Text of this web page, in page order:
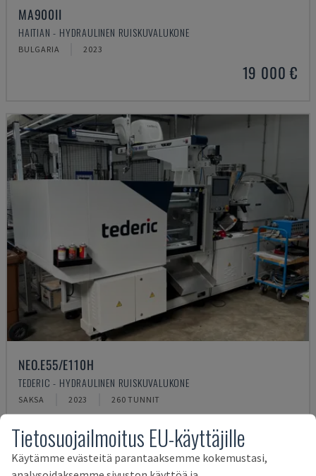
MA900ІІ
HAITIAN - HYDRAULINEN RUISKUVALUKONE
BULGARIA 2023
19 000 €
NEO.E55/E110H
TEDERIC - HYDRAULINEN RUISKUVALUKONE
SAKSA 2023 260 TUNNIT
Tietosuojailmoitus EU-käyttäjille
Käytämme evästeitä parantaaksemme kokemustasi,